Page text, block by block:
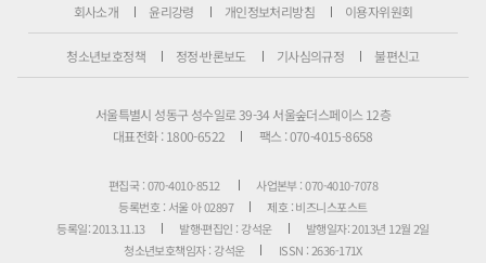
회사소개 윤리강령 개인정보처리방침 이용자위원회
청소년보호정책 정정·반론보도 기사심의규정 불편신고
서울특별시 성동구 성수일로 39-34 서울숲더스페이스 12층
대표전화 : 1800-6522
팩스 : 070-4015-8658
편집국 : 070-4010-8512
사업본부 : 070-4010-7078
등록번호 : 서울 아 02897
제호 : 비즈니스포스트
등록일: 2013.11.13
발행·편집인 : 강석운
발행일자: 2013년 12월 2일
청소년보호책임자 : 강석운
ISSN : 2636-171X